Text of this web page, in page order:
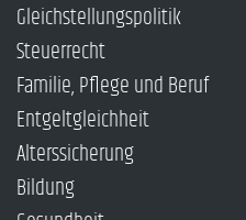
Gleichstellungspolitik
Steuerrecht
Familie, Pflege und Beruf
Entgeltgleichheit
Alterssicherung
Bildung